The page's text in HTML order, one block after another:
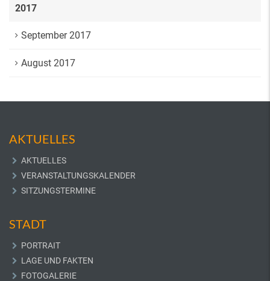
2017
September 2017
August 2017
AKTUELLES
AKTUELLES
VERANSTALTUNGSKALENDER
SITZUNGSTERMINE
STADT
PORTRAIT
LAGE UND FAKTEN
FOTOGALERIE